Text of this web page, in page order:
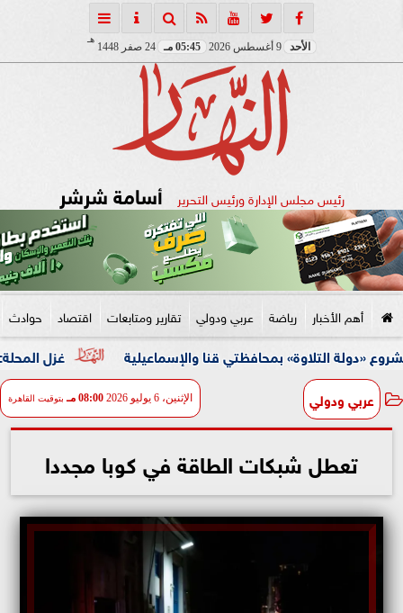
الأحد 05:45 مـ 24 صفر 1448
هـ
رئيس مجلس الإدارة ورئيس التحرير أسامة شرشر
أهم الأخبار رياضة عربي ودولي تقارير ومتابعات اقتصاد حوادث
غزل المحلة: طلبنا 50 مليون لبيع محمود صلاح إلى الأهلي.. ونمتلك عروض خارجية للاعب بمحافظتي قنا والإسماعيلية
عربي ودولي الإثنين، 6 يوليو 2026 08:00 مـ بتوقيت القاهرة
تعطل شبكات الطاقة في كوبا مجددا